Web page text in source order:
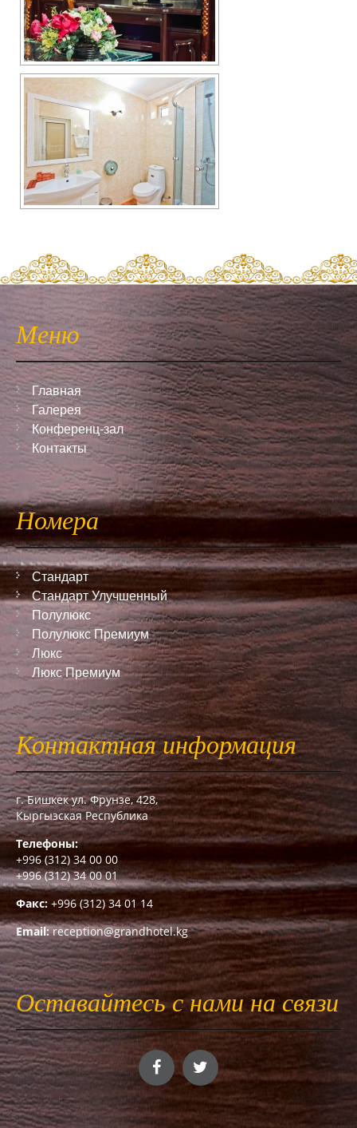
Меню
Главная
Галерея
Конференц-зал
Контакты
Номера
Стандарт
Стандарт Улучшенный
Полулюкс
Полулюкс Премиум
Люкс
Люкс Премиум
Контактная информация
г. Бишкек ул. Фрунзе, 428,
Кыргызская Республика
Телефоны:
+996 (312) 34 00 00
+996 (312) 34 00 01
Факс: +996 (312) 34 01 14
Email: reception@grandhotel.kg
Оставайтесь с нами на связи